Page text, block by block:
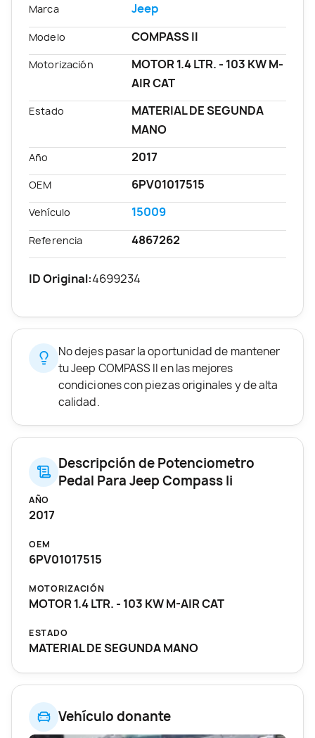
Vehículo donante
Marca Jeep
Modelo COMPASS II
Motorización
MOTOR 1.4 LTR. - 103 KW M-
AIR CAT
Estado
MATERIAL DE SEGUNDA
MANO
Año 2017
OEM 6PV01017515
Vehículo 15009
Referencia 4867262
ID Original:4699234
No dejes pasar la oportunidad de mantener
tu Jeep COMPASS II en las mejores
condiciones con piezas originales y de alta
calidad.
Descripción de Potenciometro
Pedal Para Jeep Compass Ii
AÑO
2017
OEM
6PV01017515
MOTORIZACIÓN
MOTOR 1.4 LTR. - 103 KW M-AIR CAT
ESTADO
MATERIAL DE SEGUNDA MANO